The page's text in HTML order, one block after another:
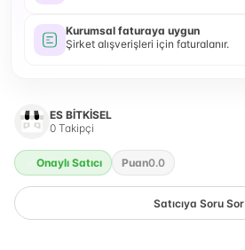
Kurumsal faturaya uygun
Şirket alışverişleri için faturalanır.
ES BİTKİSEL
0 Takipçi
Onaylı Satıcı Puan0.0
Satıcıya Soru Sor